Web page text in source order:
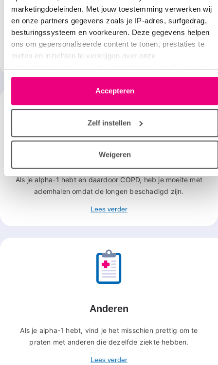
marketingdoeleinden. Met jouw toestemming verwerken wij
en onze partners gegevens zoals je IP-adres, surfgedrag,
besturingssysteem en voorkeuren. Deze gegevens helpen
ons om gepersonaliseerde content te tonen, prestaties te
meten en inzichten te verkrijgen over onze
websitebezoekers. Je kunt je toestemming op elk moment
wijzigen of intrekken via het cookie-icoontje linksonder elke
pagina. De lijst met partners is te vinden in het tabblad
“details”.
Accepteren
Zelf instellen
Weigeren
Oorzaken
Alpha-1 is een aangeboren erfelijke ziekte, die tot
beschadigingen van de longen en andere organen leidt.
Lees verder
Symptomen
Als je alpha-1 hebt en daardoor COPD, heb je moeite met
ademhalen omdat de longen beschadigd zijn.
Lees verder
Anderen
Als je alpha-1 hebt, vind je het misschien prettig om te
praten met anderen die dezelfde ziekte hebben.
Lees verder